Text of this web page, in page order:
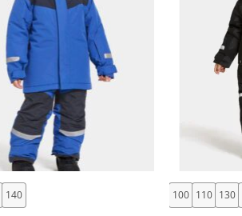
140 100 110 130